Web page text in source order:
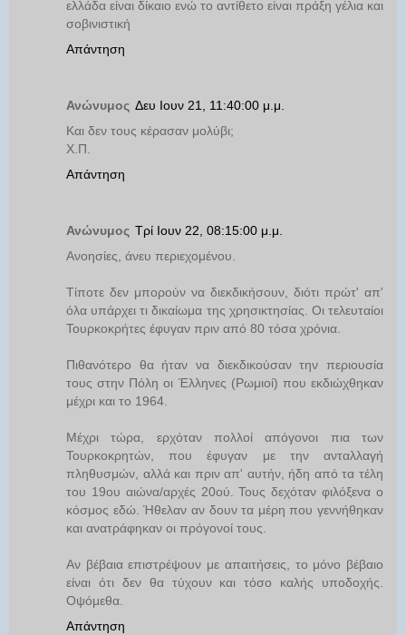
ελλάδα είναι δίκαιο ενώ το αντίθετο είναι πράξη γέλια και
σοβινιστική
Απάντηση
Ανώνυμος Δευ Ιουν 21, 11:40:00 μ.μ.
Και δεν τους κέρασαν μολύβι;
Χ.Π.
Απάντηση
Ανώνυμος Τρί Ιουν 22, 08:15:00 μ.μ.
Ανοησίες, άνευ περιεχομένου.
Τίποτε δεν μπορούν να διεκδικήσουν, διότι πρώτ' απ'
όλα υπάρχει τι δικαίωμα της χρησικτησίας. Οι τελευταίοι
Τουρκοκρήτες έφυγαν πριν από 80 τόσα χρόνια.
Πιθανότερο θα ήταν να διεκδικούσαν την περιουσία
τους στην Πόλη οι Έλληνες (Ρωμιοί) που εκδιώχθηκαν
μέχρι και το 1964.
Μέχρι τώρα, ερχόταν πολλοί απόγονοι πια των
Τουρκοκρητών, που έφυγαν με την ανταλλαγή
πληθυσμών, αλλά και πριν απ' αυτήν, ήδη από τα τέλη
του 19ου αιώνα/αρχές 20ού. Τους δεχόταν φιλόξενα ο
κόσμος εδώ. Ήθελαν αν δουν τα μέρη που γεννήθηκαν
και ανατράφηκαν οι πρόγονοί τους.
Αν βέβαια επιστρέψουν με απαιτήσεις, το μόνο βέβαιο
είναι ότι δεν θα τύχουν και τόσο καλής υποδοχής.
Οψόμεθα.
Απάντηση